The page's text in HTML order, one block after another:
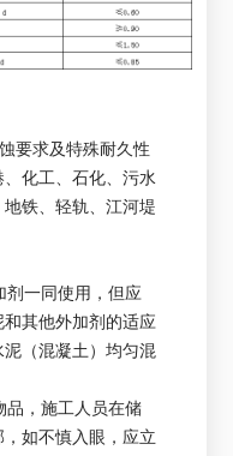
要求及特殊耐久性
化工、石化、污水
铁、轻轨、江河堤
剂一同使用，但应
其他外加剂的适应
（混凝土）均匀混
品，施工人员在储
如不慎入眼，应立